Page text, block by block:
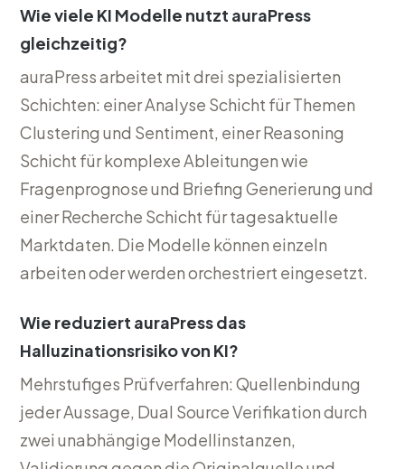
Wie viele KI Modelle nutzt auraPress
gleichzeitig?
auraPress arbeitet mit drei spezialisierten
Schichten: einer Analyse Schicht für Themen
Clustering und Sentiment, einer Reasoning
Schicht für komplexe Ableitungen wie
Fragenprognose und Briefing Generierung und
einer Recherche Schicht für tagesaktuelle
Marktdaten. Die Modelle können einzeln
arbeiten oder werden orchestriert eingesetzt.
Wie reduziert auraPress das
Halluzinationsrisiko von KI?
Mehrstufiges Prüfverfahren: Quellenbindung
jeder Aussage, Dual Source Verifikation durch
zwei unabhängige Modellinstanzen,